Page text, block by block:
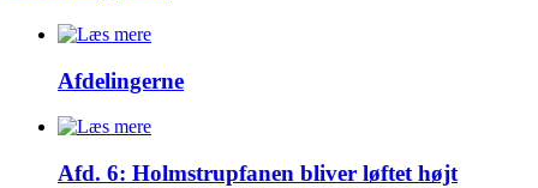
Afdelingerne
Afd. 6: Holmstrupfanen bliver løftet højt